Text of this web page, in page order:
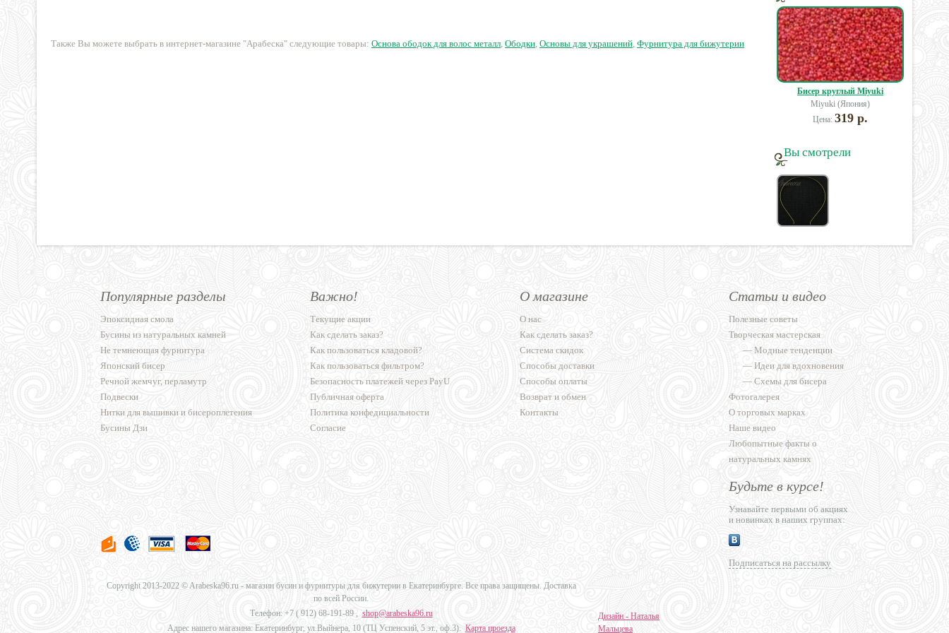
Также Вы можете выбрать в интернет-магазине "Арабеска" следующие товары: Основа ободок для волос металл, Ободки, Основы для украшений, Фурнитура для бижутерии
Бисер круглый Miyuki
Miyuki (Япония)
Цена: 319 р.
Вы смотрели
Популярные разделы
Эпоксидная смола
Бусины из натуральных камней
Не темнеющая фурнитура
Японский бисер
Речной жемчуг, перламутр
Подвески
Нитки для вышивки и бисероплетения
Бусины Дзи
Важно!
Текущие акции
Как сделать заказ?
Как пользоваться кладовой?
Как пользоваться фильтром?
Безопасность платежей через PayU
Публичная оферта
Политика конфедициальности
Согласие
О магазине
О нас
Как сделать заказ?
Система скидок
Способы доставки
Способы оплаты
Возврат и обмен
Контакты
Статьи и видео
Полезные советы
Творческая мастерская
—Модные тенденции
—Идеи для вдохновения
—Схемы для бисера
Фотогалерея
О торговых марках
Наше видео
Любопытные факты о
натуральных камнях
Будьте в курсе!
Узнавайте первыми об акциях
и новинках в наших группах:
Подписаться на рассылку
Copyright 2013-2022 © Arabeska96.ru - магазин бусин и фурнитуры для бижутерии в Екатеринбурге. Все права защищены. Доставка
по всей России.
Телефон: +7 ( 912) 68-191-89, shop@arabeska96.ru
Адрес нашего магазина: Екатеринбург, ул.Выйнера, 10 (ТЦ Успенский, 5 эт., оф.3). Карта проезда
Дизайн - Наталья
Мальцева